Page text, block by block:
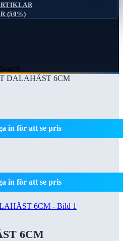
(50%)
Search
DALAHÄST 6CM
in för att se pris
in för att se pris
6CM